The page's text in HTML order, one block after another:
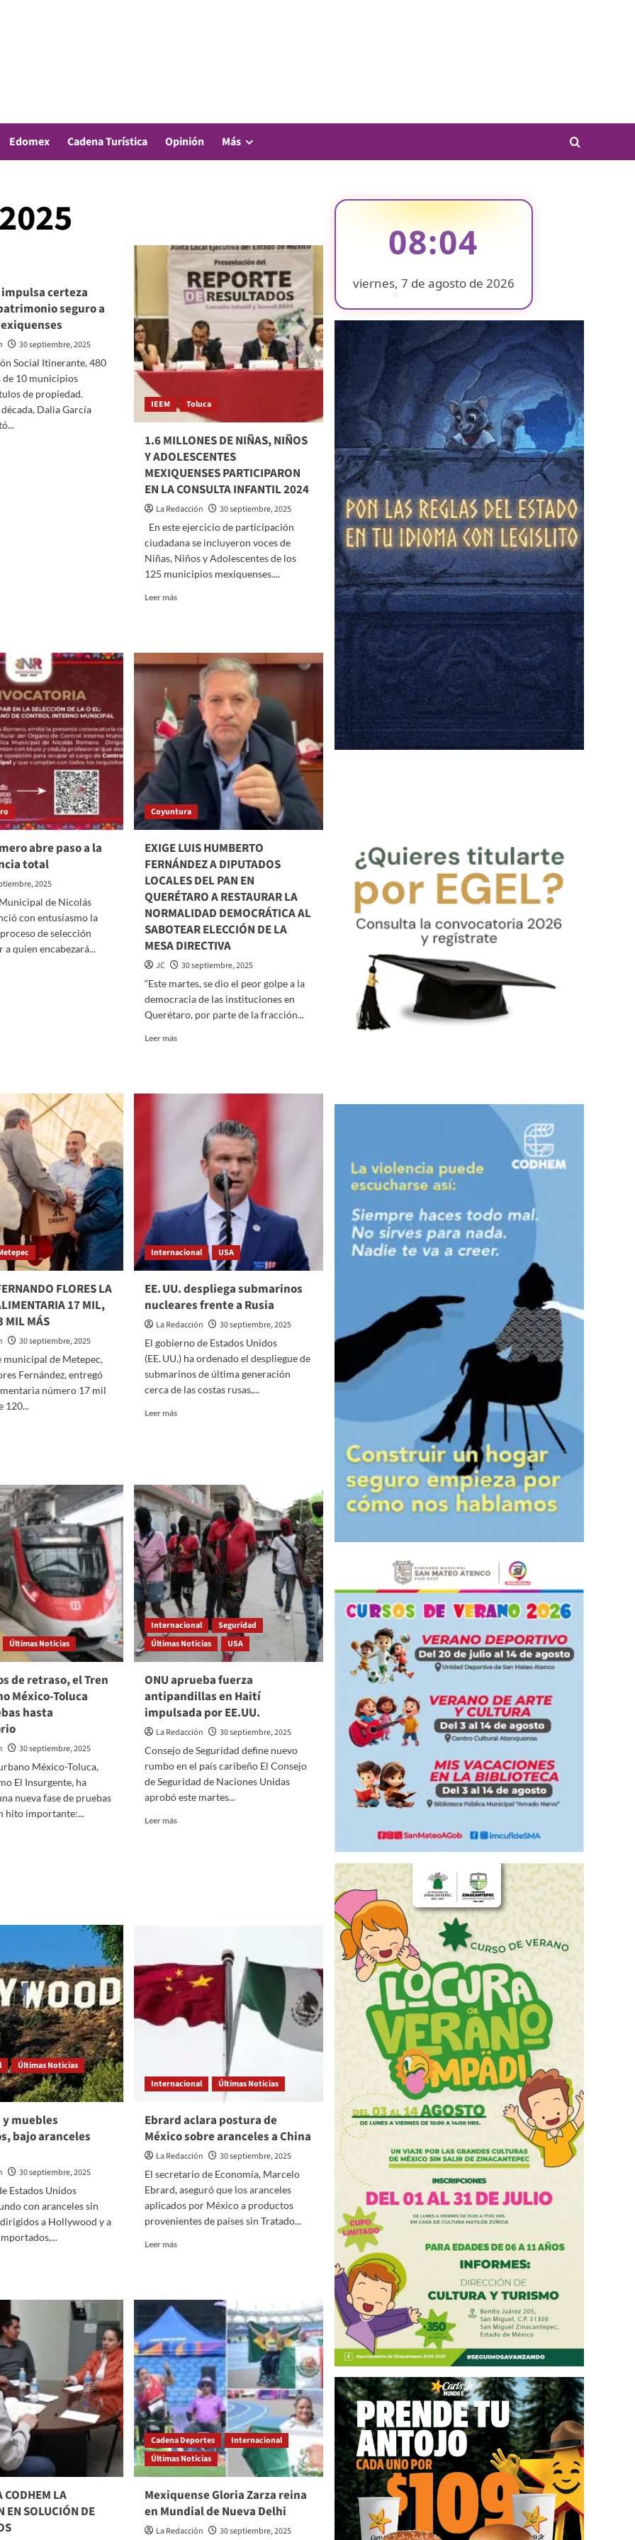
Edomex Cadena Turística Opinión Más
impulsa certeza
seguro a
30 septiembre, 2025
Social Itinerante, 480
de 10 municipios
de propiedad.
Dalia García
IEEM Toluca
1.6 MILLONES DE NIÑAS, NIÑOS
Y ADOLESCENTES
MEXIQUENSES PARTICIPARON
EN LA CONSULTA INFANTIL 2024
La Redacción
30 septiembre, 2025
En este ejercicio de participación
ciudadana se incluyeron voces de
Niñas, Niños y Adolescentes de los
125 municipios mexiquenses....
Leer másRead
DE
NIÑAS,
NIÑOS
ADOLESCENTES
MEXIQUENSES
PARTICIPARON
EN
CONSULTA
2024
abre paso a la
total
2025
de Nicolás
con entusiasmo la
de selección
a quien encabezará...
Coyuntura
EXIGE LUIS HUMBERTO
FERNÁNDEZ A DIPUTADOS
LOCALES DEL PAN EN
QUERÉTARO A RESTAURAR LA
NORMALIDAD DEMOCRÁTICA AL
SABOTEAR ELECCIÓN DE LA
MESA DIRECTIVA
JC
30 septiembre, 2025
“Este martes, se dio el peor golpe a la
democracia de las instituciones en
Querétaro, por parte de la fracción...
Leer másRead
DIPUTADOS
LOCALES
QUERÉTARO
RESTAURAR
LA
NORMALIDAD
AL
SABOTEAR
ELECCIÓN
LA
MESA
DIRECTIVA
FLORES LA
17 MIL,
MIL MÁS
30 septiembre, 2025
municipal de Metepec,
Fernández, entregó
número 17 mil
120...
Internacional USA
EE. UU. despliega submarinos
nucleares frente a Rusia
La Redacción
30 septiembre, 2025
El gobierno de Estados Unidos
(EE. UU.) ha ordenado el despliegue de
submarinos de última generación
cerca de las costas rusas,...
Leer másRead
nucleares
frente
a
Rusia
Últimas Noticias
de retraso, el Tren
México-Toluca
hasta
30 septiembre, 2025
México-Toluca,
El Insurgente, ha
nueva fase de pruebas
hito importante:...
Internacional
Seguridad
Últimas Noticias
USA
ONU aprueba fuerza
antipandillas en Haití
impulsada por EE.UU.
La Redacción
30 septiembre, 2025
Consejo de Seguridad define nuevo
rumbo en el país caribeño El Consejo
de Seguridad de Naciones Unidas
aprobó este martes...
Leer másRead
EE.UU.
Últimas Noticias
muebles
bajo aranceles
30 septiembre, 2025
Estados Unidos
con aranceles sin
a Hollywood y a
Internacional Últimas Noticias
Ebrard aclara postura de
México sobre aranceles a China
La Redacción
30 septiembre, 2025
El secretario de Economía, Marcelo
Ebrard, aseguró que los aranceles
aplicados por México a productos
provenientes de países sin Tratado...
Leer másRead
postura
de
México
sobre
aranceles
a
China
CODHEM LA
EN SOLUCIÓN DE
Cadena Deportes
Internacional
Últimas Noticias
Mexiquense Gloria Zarza reina
en Mundial de Nueva Delhi
La Redacción 30 septiembre, 2025
08:04
viernes, 7 de agosto de 2026
❄
❄
❄
❄
❄
❄
❄